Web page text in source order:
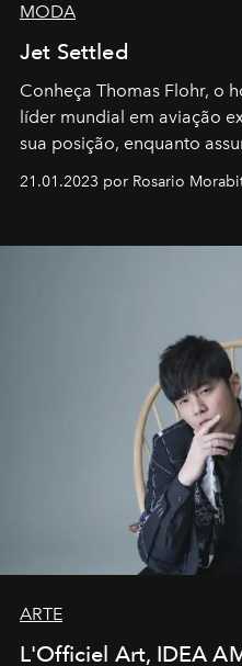
MODA
Jet Settled
Conheça Thomas Flohr, o
líder mundial em aviação
sua posição, enquanto
em rápida evolução e
21.01.2023 por Rosario
ARTE
L'Officiel Art, IDEA